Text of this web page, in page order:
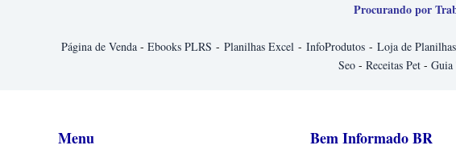
Procurando por
Página de Venda- Ebooks PLRS - Planilhas Excel- InfoProdutos- Loja de
Seo - Receitas Pet - Guia
Menu Bem Informado BR